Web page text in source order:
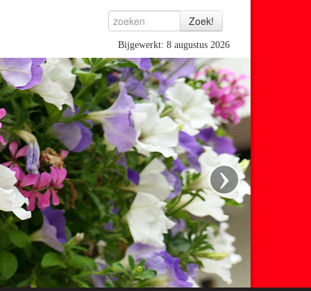
Bijgewerkt: 8 augustus 2026
›